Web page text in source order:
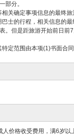
部分。
关确定事项信息的最终
士的行程，相关信息的
。但是距旅游开始前日
定范围由本项(1)书面合
价格收受费用，满6岁